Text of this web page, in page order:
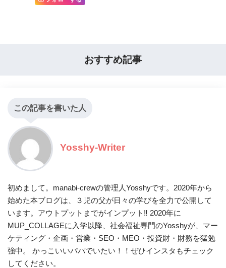
おすすめ記事
この記事を書いた人
Yosshy-Writer
初めまして。manabi-crewの管理人Yosshyです。2020年から
始めた本ブログは、３児の父が日々の学びを全力で公開して
います。アウトプットまでがインプット‼ 2020年に
MUP_COLLAGEに入学以降、社会福祉専門のYosshyが、マー
ケティング・企画・営業・SEO・MEO・投資財・財務を猛勉
強中。 かっこいいパパでいたい！！ぜひインスタもチェック
してください。